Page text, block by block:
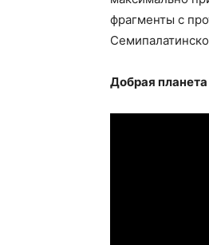
фрагменты с
Добрая